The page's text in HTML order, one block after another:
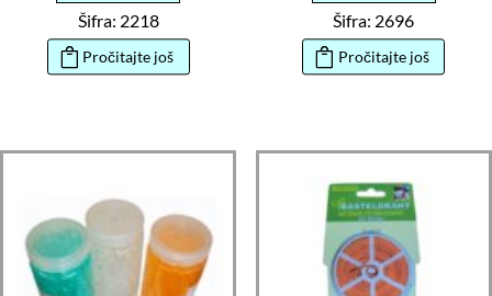
Šifra: 2218
Pročitajte još
Šifra: 2696
Pročitajte još